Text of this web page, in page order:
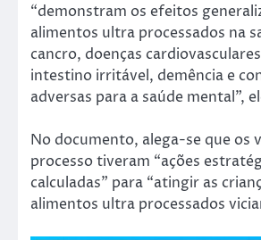
“demonstram os efeitos
alimentos ultra processados na
cancro, doenças
intestino irritável, demência e
adversas para a saúde mental”,
No documento, alega-se que os
processo tiveram “ações
calculadas” para “atingir as
alimentos ultra processados